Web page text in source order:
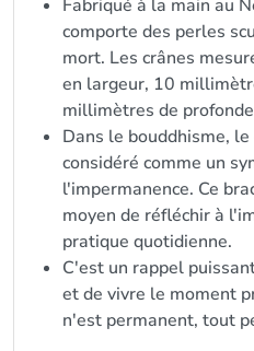
Fabriqué à la main au
comporte des perles
mort. Les crânes
en largeur, 10
millimètres de
Dans le bouddhisme,
considéré comme un
l'impermanence. Ce
moyen de réfléchir à
pratique quotidienne.
C'est un rappel
et de vivre le moment
n'est permanent, tout